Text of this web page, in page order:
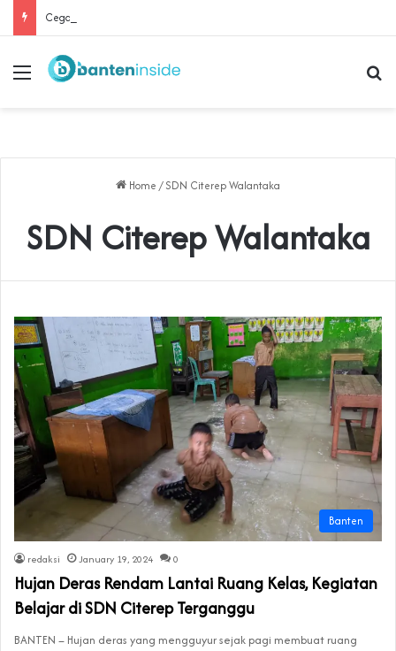
Menu
Home / SDN Citerep Walantaka
SDN Citerep Walantaka
Banten
redaksi January 19, 2024 0
Hujan Deras Rendam Lantai Ruang Kelas, Kegiatan
Belajar di SDN Citerep Terganggu
BANTEN – Hujan deras yang mengguyur sejak pagi membuat ruang